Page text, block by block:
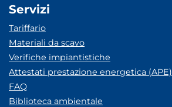
Servizi
Tariffario
Materiali da scavo
Verifiche impiantistiche
Attestati prestazione energetica (APE)
FAQ
Biblioteca ambientale